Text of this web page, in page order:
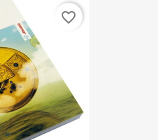
favorite_border